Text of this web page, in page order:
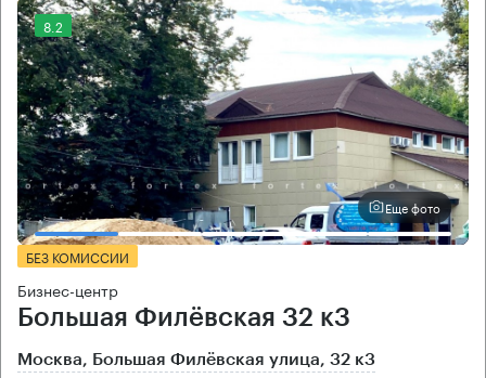
8.2
Еще фото
БЕЗ КОМИССИИ
Бизнес-центр
Большая Филёвская 32 к3
Москва, Большая Филёвская улица, 32 к3